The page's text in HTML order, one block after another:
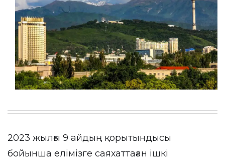
2023 жылғы 9 айдың қорытындысы
бойынша елімізге саяхаттаған ішкі